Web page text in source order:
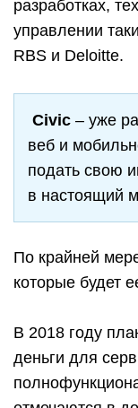
разработках,
управлении
RBS и Deloitte.
Civic – уже
веб и
подать свою
в настоящий
По крайней
которые будет
В 2018 году
деньги для